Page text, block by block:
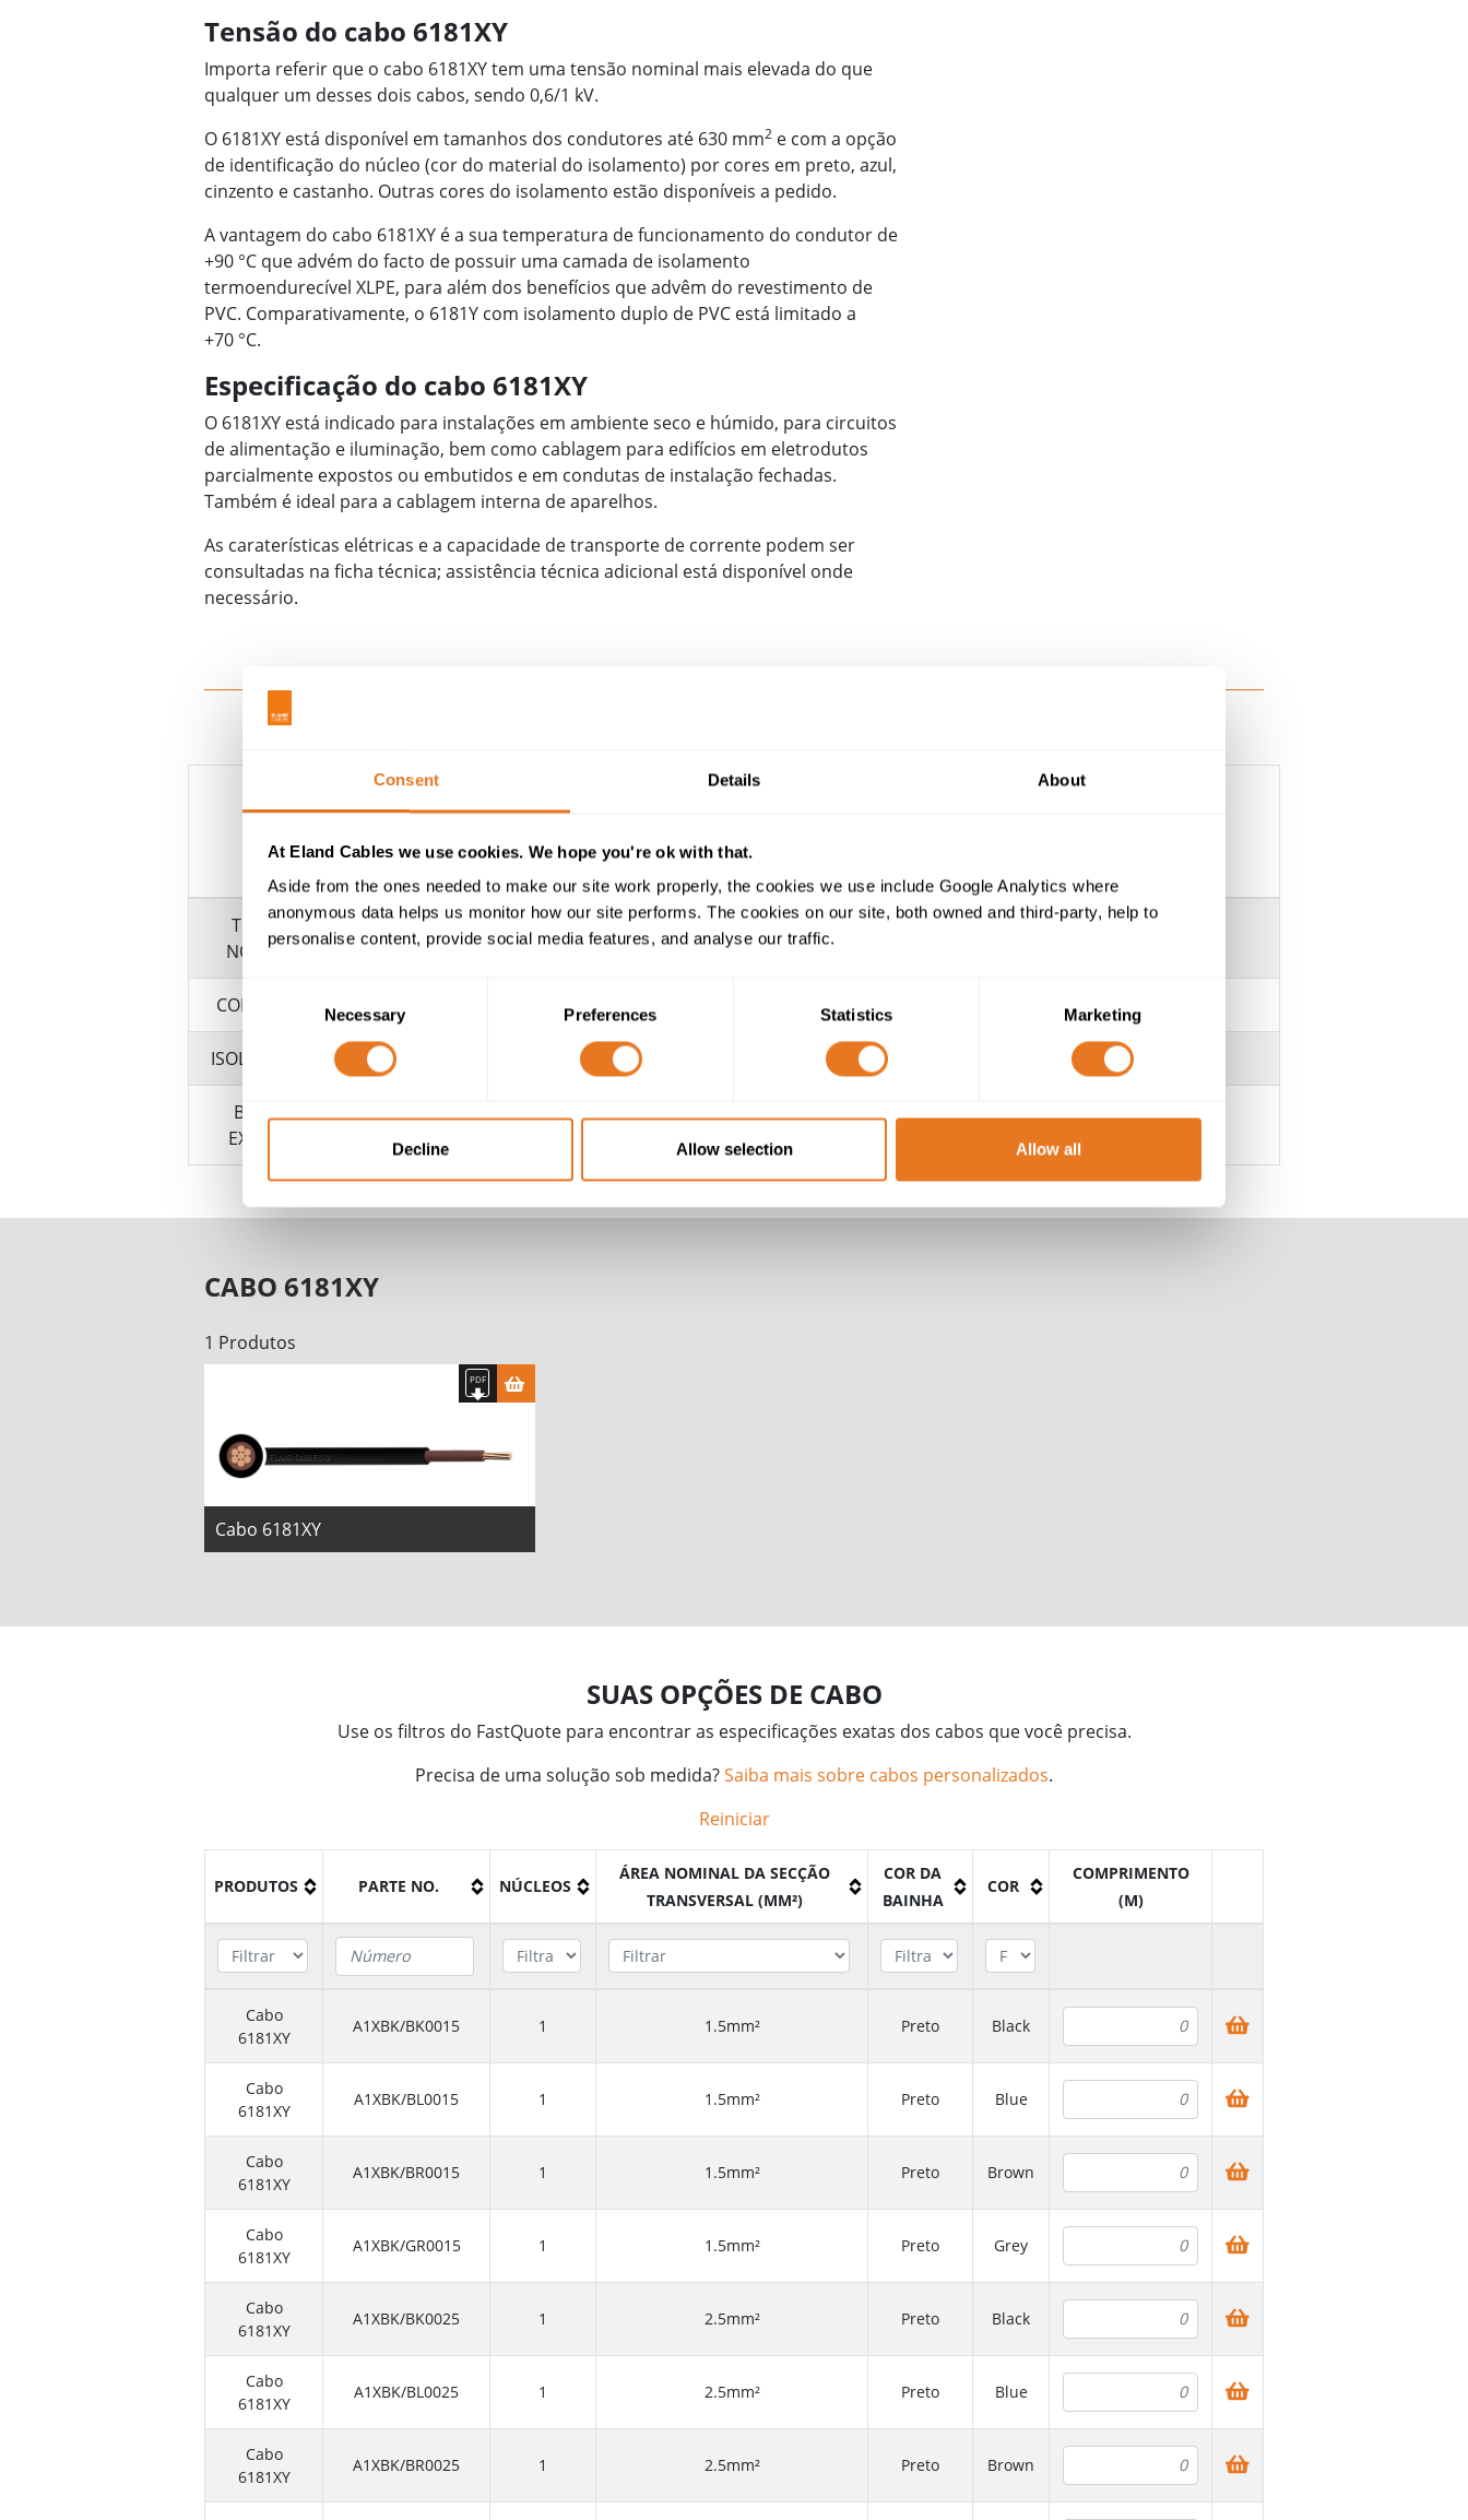
Consent Details About
At Eland Cables we use cookies. We hope you're ok with that.
Aside from the ones needed to make our site work properly, the cookies we use include Google Analytics where
anonymous data helps us monitor how our site performs. The cookies on our site, both owned and third-party, help to
personalise content, provide social media features, and analyse our traffic.
Selection
Necessary Preferences Statistics Marketing
Decline Allow selection Allow all
Tensão do cabo 6181XY
Importa referir que o cabo 6181XY tem uma tensão nominal mais elevada do que
qualquer um desses dois cabos, sendo 0,6/1 kV.
O 6181XY está disponível em tamanhos dos condutores até 630 mm2 e com a opção
de identificação do núcleo (cor do material do isolamento) por cores em preto, azul,
cinzento e castanho. Outras cores do isolamento estão disponíveis a pedido.
A vantagem do cabo 6181XY é a sua temperatura de funcionamento do condutor de
+90 °C que advém do facto de possuir uma camada de isolamento
termoendurecível XLPE, para além dos benefícios que advêm do revestimento de
PVC. Comparativamente, o 6181Y com isolamento duplo de PVC está limitado a
+70 °C.
Especificação do cabo 6181XY
O 6181XY está indicado para instalações em ambiente seco e húmido, para circuitos
de alimentação e iluminação, bem como cablagem para edifícios em eletrodutos
parcialmente expostos ou embutidos e em condutas de instalação fechadas.
Também é ideal para a cablagem interna de aparelhos.
As caraterísticas elétricas e a capacidade de transporte de corrente podem ser
consultadas na ficha técnica; assistência técnica adicional está disponível onde
necessário.
TENSÃO
NOMINAL
0.6/1kV
CONDUTOR Cobre entrançado de Classe 2
ISOLAMENTO XLPE (Polietileno Reticulado)
BAINHA
EXTERNA
PVC (Cloreto de Polivinilo)
CABO 6181XY
1 Produtos
Cabo 6181XY
SUAS OPÇÕES DE CABO
Use os filtros do FastQuote para encontrar as especificações exatas dos cabos que você precisa.
Precisa de uma solução sob medida?Saiba mais sobre cabos personalizados.
Reiniciar
PRODUTOS PARTE NO. NÚCLEOS
ÁREA NOMINAL DA SECÇÃO
TRANSVERSAL (MM²)
COR DA
BAINHA
COR
COMPRIMENTO
(M)
Cabo
6181XY
A1XBK/BK0015 1 1.5mm² Preto Black
Cabo
6181XY
A1XBK/BL0015 1 1.5mm² Preto Blue
Cabo
6181XY
A1XBK/BR0015 1 1.5mm² Preto Brown
Cabo
6181XY
A1XBK/GR0015 1 1.5mm² Preto Grey
Cabo
6181XY
A1XBK/BK0025 1 2.5mm² Preto Black
Cabo
6181XY
A1XBK/BL0025 1 2.5mm² Preto Blue
Cabo
6181XY
A1XBK/BR0025 1 2.5mm² Preto Brown